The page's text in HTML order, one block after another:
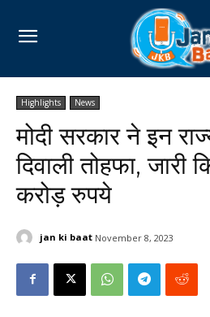
Highlights News
मोदी सरकार ने इन
दिवाली तोहफा, जारी
करोड़ रुपये
jan ki baat November 8, 2023